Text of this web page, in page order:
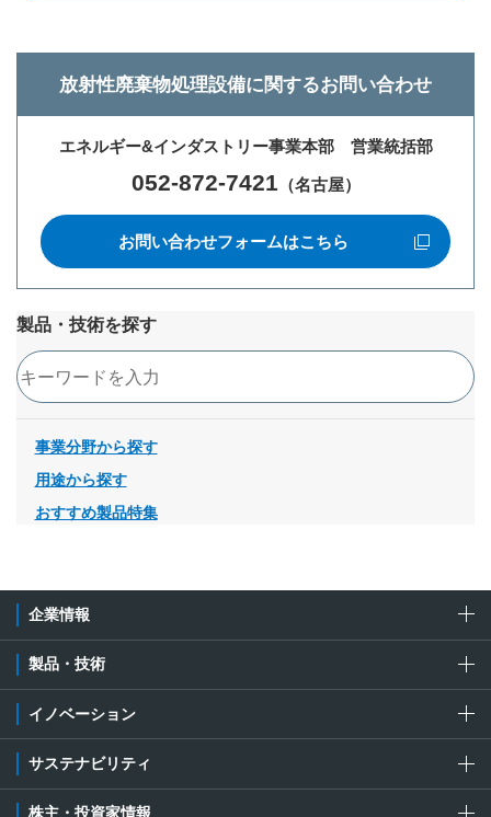
放射性廃棄物処理設備に関するお問い合わせ
エネルギー&インダストリー事業本部 営業統括部
052-872-7421 （名古屋）
お問い合わせフォームはこちら
新規ウィンドウを開きます
製品・技術を探す
事業分野から探す
用途から探す
おすすめ製品特集
企業情報
製品・技術
イノベーション
サステナビリティ
株主・投資家情報